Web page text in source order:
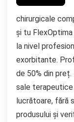
chirurgicale
și tu
la nivel
exorbitante.
de 50% din
sale
lucrătoare, fără
produsului și